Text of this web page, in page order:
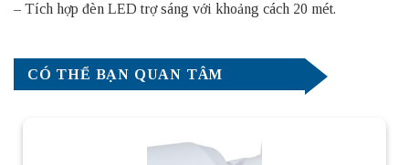
– Tích hợp đèn LED trợ sáng với khoảng cách 20 mét.
CÓ THỂ BẠN QUAN TÂM